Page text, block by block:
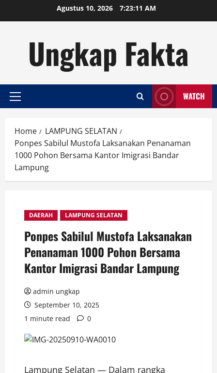
Agustus 10, 2026 7:23:12 AM
Ungkap Fakta
Primary
WATCH
Home
LAMPUNG SELATAN
Ponpes Sabilul Mustofa Laksanakan Penanaman
1000 Pohon Bersama Kantor Imigrasi Bandar
Lampung
DAERAH LAMPUNG SELATAN
Ponpes Sabilul Mustofa Laksanakan
Penanaman 1000 Pohon Bersama
Kantor Imigrasi Bandar Lampung
admin ungkap
September 10, 2025
1 minute read
0
Lampung Selatan — Dalam rangka